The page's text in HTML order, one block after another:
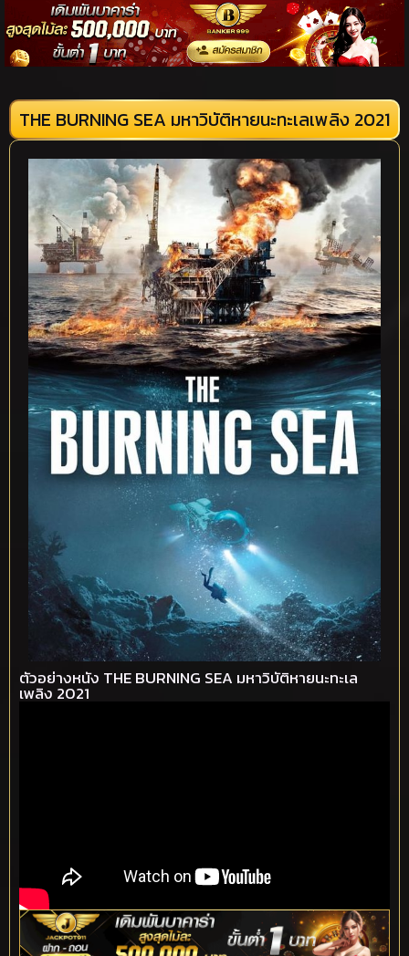
THE BURNING SEA มหาวิบัติหายนะทะเลเพลิง 2021
ตัวอย่างหนัง THE BURNING SEA มหาวิบัติหายนะทะเล
เพลิง 2021